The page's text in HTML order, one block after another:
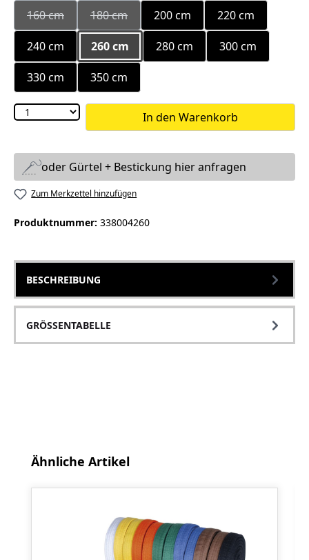
160 cm(Diese Option ist zurzeit nicht verfügbar.)
180 cm(Diese Option ist zurzeit nicht verfügbar.)
200 cm 220 cm
240 cm 260 cm 280 cm 300 cm
330 cm 350 cm
In den Warenkorb
oder Gürtel + Bestickung hier anfragen
Zum Merkzettel hinzufügen
Produktnummer: 338004260
BESCHREIBUNG
GRÖSSENTABELLE
Produktgalerie überspringen
Ähnliche Artikel